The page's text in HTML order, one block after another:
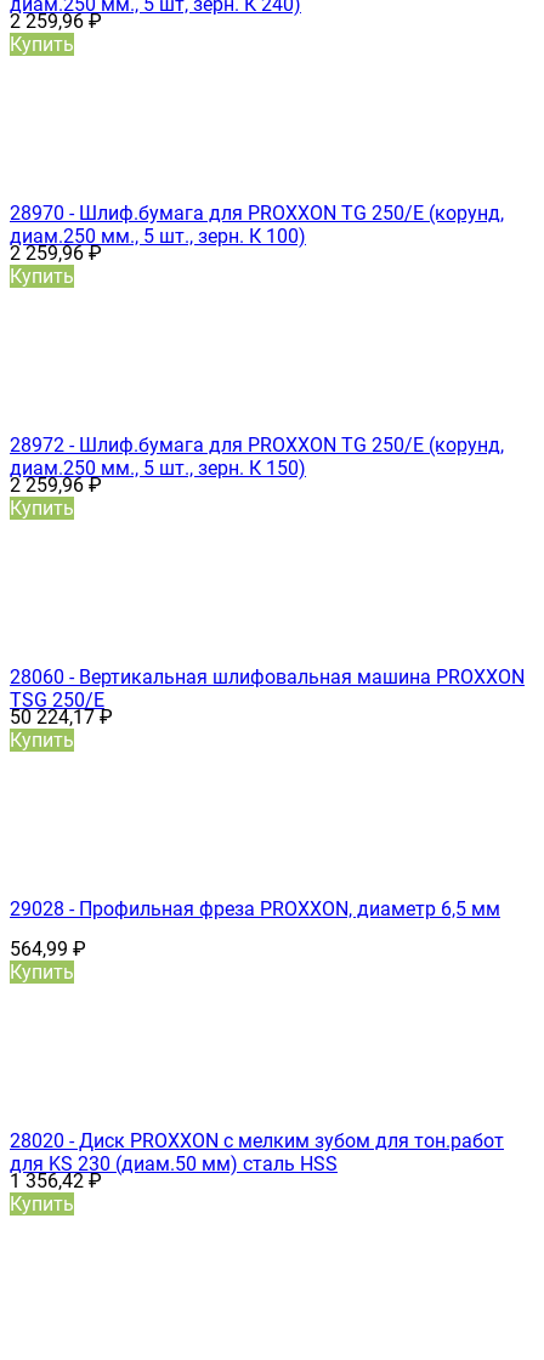
2 259,96₽
Купить
28970 - Шлиф.бумага для PROXXON TG 250/Е (корунд,
диам.250 мм., 5 шт., зерн. К 100)
2 259,96₽
Купить
28972 - Шлиф.бумага для PROXXON TG 250/Е (корунд,
диам.250 мм., 5 шт., зерн. К 150)
2 259,96₽
Купить
28060 - Вертикальная шлифовальная машина PROXXON
TSG 250/Е
50 224,17₽
Купить
29028 - Профильная фреза PROXXON, диаметр 6,5 мм
564,99 ₽
Купить
28020 - Диск PROXXON с мелким зубом для тон.работ
для KS 230 (диам.50 мм) сталь HSS
1 356,42₽
Купить